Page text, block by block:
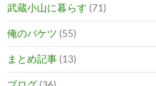
武蔵小山に暮らす (71)
俺のバケツ (55)
まとめ記事 (13)